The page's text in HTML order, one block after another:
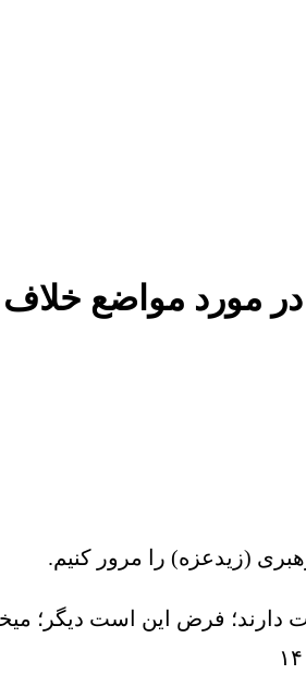
مورد مواضع خلاف
(زیدعزه) را مرور کنیم.
فرض این است دیگر؛